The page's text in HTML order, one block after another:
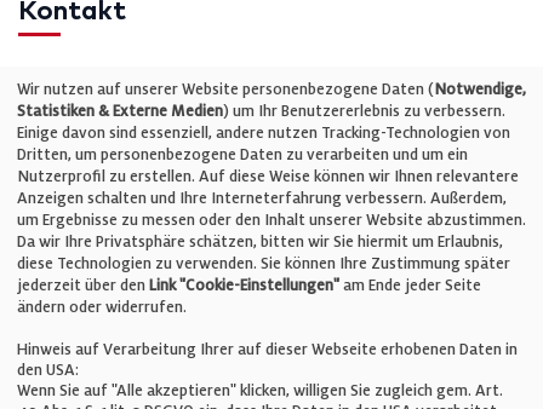
Kontakt
Telefon: +49 (0)711 2585563-0
E-Mail:info@bauelemente-bau.eu
Unternehmen
Impressum
Cookie-Einstellungen
Wir nutzen auf unserer Website personenbezogene Daten (Notwendige,
Statistiken & Externe Medien) um Ihr Benutzererlebnis zu verbessern.
Einige davon sind essenziell, andere nutzen Tracking-Technologien von
Dritten, um personenbezogene Daten zu verarbeiten und um ein
Nutzerprofil zu erstellen. Auf diese Weise können wir Ihnen relevantere
Anzeigen schalten und Ihre Interneterfahrung verbessern. Außerdem,
um Ergebnisse zu messen oder den Inhalt unserer Website abzustimmen.
Da wir Ihre Privatsphäre schätzen, bitten wir Sie hiermit um Erlaubnis,
diese Technologien zu verwenden. Sie können Ihre Zustimmung später
jederzeit über den Link "Cookie-Einstellungen" am Ende jeder Seite
ändern oder widerrufen.
Hinweis auf Verarbeitung Ihrer auf dieser Webseite erhobenen Daten in
den USA:
Wenn Sie auf "Alle akzeptieren" klicken, willigen Sie zugleich gem. Art.